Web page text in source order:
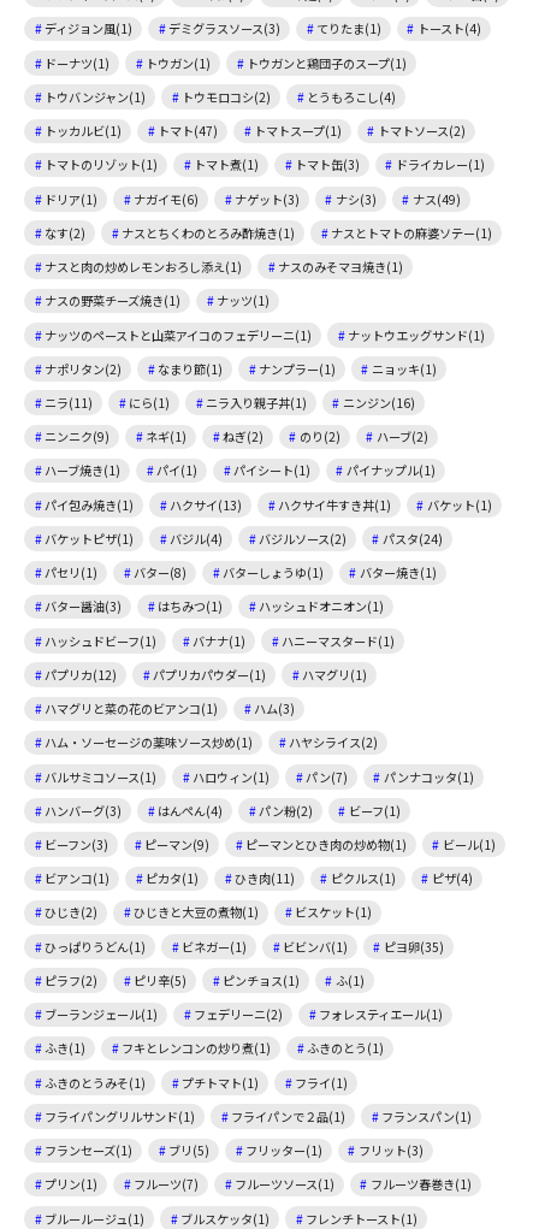
ディジョン風(1)
デミグラスソース(3) てりたま(1)
トースト(4)
ドーナツ(1)
トウガン(1)
トウガンと鶏団子のスープ(1)
トウバンジャン(1)
トウモロコシ(2)
とうもろこし(4)
トッカルビ(1)
トマト(47) トマトスープ(1)
トマトソース(2)
トマトのリゾット(1)
トマト煮(1) トマト缶(3)
ドライカレー(1)
ドリア(1)
ナガイモ(6) ナゲット(3) ナシ(3)
ナス(49)
なす(2)
ナスとちくわのとろみ酢焼き(1)
ナスとトマトの麻婆ソテー(1)
ナスと肉の炒めレモンおろし添え(1)
ナスのみそマヨ焼き(1)
ナスの野菜チーズ焼き(1)
ナッツ(1)
ナッツのペーストと山菜アイコのフェデリーニ(1)
ナットウエッグサンド(1)
ナポリタン(2)
なまり節(1) ナンプラー(1)
ニョッキ(1)
ニラ(11)
にら(1) ニラ入り親子丼(1)
ニンジン(16)
ニンニク(9)
ネギ(1) ねぎ(2) のり(2)
ハーブ(2)
ハーブ焼き(1)
パイ(1) パイシート(1)
パイナップル(1)
パイ包み焼き(1)
ハクサイ(13) ハクサイ牛すき丼(1)
バケット(1)
バケットピザ(1)
バジル(4) バジルソース(2)
パスタ(24)
パセリ(1)
バター(8) バターしょうゆ(1)
バター焼き(1)
バター醤油(3)
はちみつ(1)
ハッシュドオニオン(1)
ハッシュドビーフ(1)
バナナ(1)
ハニーマスタード(1)
パプリカ(12)
パプリカパウダー(1)
ハマグリ(1)
ハマグリと菜の花のビアンコ(1)
ハム(3)
ハム・ソーセージの薬味ソース炒め(1)
ハヤシライス(2)
バルサミコソース(1)
ハロウィン(1) パン(7)
パンナコッタ(1)
ハンバーグ(3)
はんぺん(4) パン粉(2)
ビーフ(1)
ビーフン(3)
ピーマン(9) ピーマンとひき肉の炒め物(1)
ビール(1)
ビアンコ(1)
ピカタ(1) ひき肉(11) ピクルス(1)
ピザ(4)
ひじき(2)
ひじきと大豆の煮物(1)
ビスケット(1)
ひっぱりうどん(1)
ビネガー(1) ビビンバ(1)
ピヨ卵(35)
ピラフ(2)
ピリ辛(5) ピンチョス(1)
ふ(1)
ブーランジェール(1)
フェデリーニ(2)
フォレスティエール(1)
ふき(1)
フキとレンコンの炒り煮(1)
ふきのとう(1)
ふきのとうみそ(1)
プチトマト(1)
フライ(1)
フライパングリルサンド(1)
フライパンで２品(1)
フランスパン(1)
フランセーズ(1)
ブリ(5) フリッター(1)
フリット(3)
プリン(1)
フルーツ(7) フルーツソース(1)
フルーツ春巻き(1)
ブルールージュ(1)
ブルスケッタ(1)
フレンチトースト(1)